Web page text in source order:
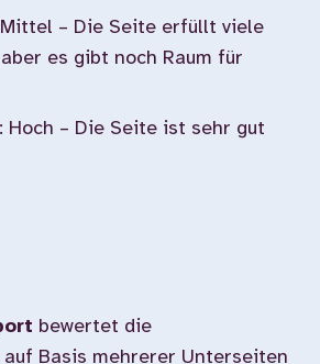
– Die Seite erfüllt viele
es gibt noch Raum für
Hoch – Die Seite ist sehr gut
bewertet die
Basis mehrerer Unterseiten